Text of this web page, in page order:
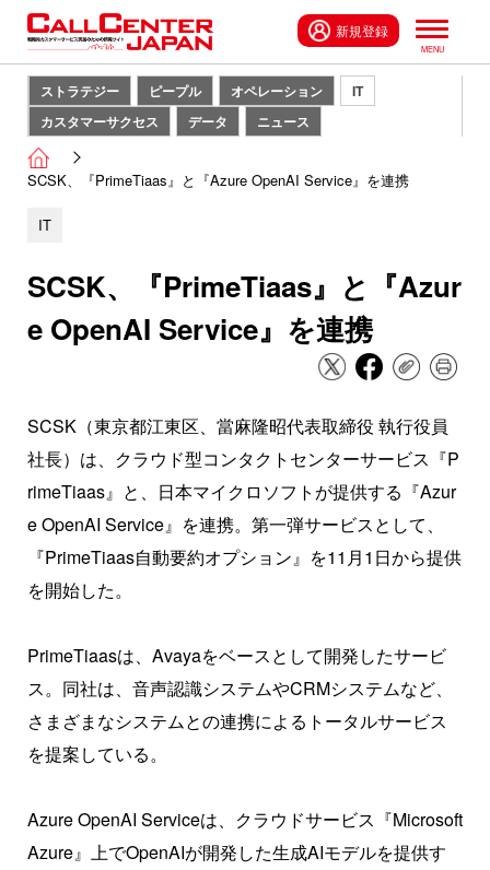
新規登録
ストラテジー ピープル オペレーション
IT
カスタマーサクセス
データ ニュース
SCSK、『PrimeTiaas』と『Azure OpenAI Service』を連携
IT
SCSK、『PrimeTiaas』と『Azur
e OpenAI Service』を連携
SCSK（東京都江東区、當麻隆昭代表取締役 執行役員
社長）は、クラウド型コンタクトセンターサービス『P
rimeTiaas』と、日本マイクロソフトが提供する『Azur
e OpenAI Service』を連携。第一弾サービスとして、
『PrimeTiaas自動要約オプション』を11月1日から提供
を開始した。
PrimeTiaasは、Avayaをベースとして開発したサービ
ス。同社は、音声認識システムやCRMシステムなど、
さまざまなシステムとの連携によるトータルサービス
を提案している。
Azure OpenAI Serviceは、クラウドサービス『Microsoft
Azure』上でOpenAIが開発した生成AIモデルを提供す